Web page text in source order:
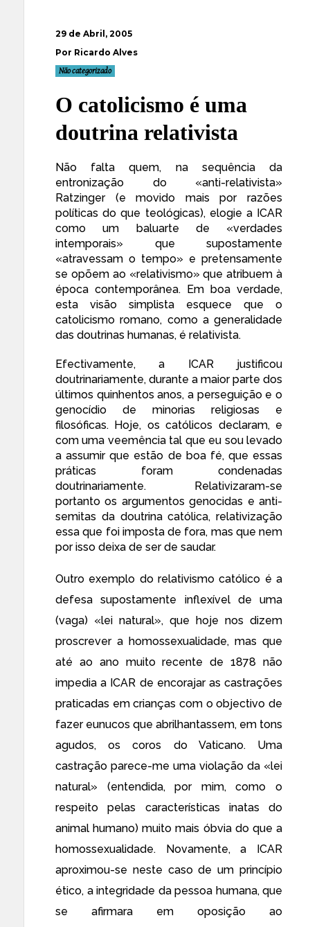
29 de Abril, 2005
Por Ricardo Alves
Não categorizado
O catolicismo é uma
doutrina relativista
Não falta quem, na sequência da
entronização do «anti-relativista»
Ratzinger (e movido mais por razões
políticas do que teológicas), elogie a ICAR
como um baluarte de «verdades
intemporais» que supostamente
«atravessam o tempo» e pretensamente
se opõem ao «relativismo» que atribuem à
época contemporânea. Em boa verdade,
esta visão simplista esquece que o
catolicismo romano, como a generalidade
das doutrinas humanas, é relativista.
Efectivamente, a ICAR justificou
doutrinariamente, durante a maior parte dos
últimos quinhentos anos, a perseguição e o
genocídio de minorias religiosas e
filosóficas. Hoje, os católicos declaram, e
com uma veemência tal que eu sou levado
a assumir que estão de boa fé, que essas
práticas foram condenadas
doutrinariamente. Relativizaram-se
portanto os argumentos genocidas e anti-
semitas da doutrina católica, relativização
essa que foi imposta de fora, mas que nem
por isso deixa de ser de saudar.
Outro exemplo do relativismo católico é a
defesa supostamente inflexível de uma
(vaga) «lei natural», que hoje nos dizem
proscrever a homossexualidade, mas que
até ao ano muito recente de 1878 não
impedia a ICAR de encorajar as castrações
praticadas em crianças com o objectivo de
fazer eunucos que abrilhantassem, em tons
agudos, os coros do Vaticano. Uma
castração parece-me uma violação da «lei
natural» (entendida, por mim, como o
respeito pelas características inatas do
animal humano) muito mais óbvia do que a
homossexualidade. Novamente, a ICAR
aproximou-se neste caso de um princípio
ético, a integridade da pessoa humana, que
se afirmara em oposição ao